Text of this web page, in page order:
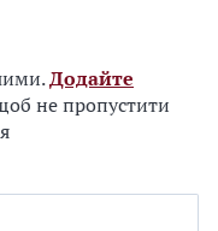
Додайте
не пропустити